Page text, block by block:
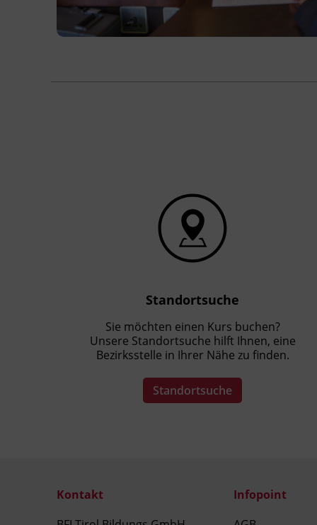
Terminübersicht
Standortsuche
Sie möchten einen Kurs buchen?
Unsere Standortsuche hilft Ihnen, eine
Bezirksstelle in Ihrer Nähe zu finden.
Standortsuche
Kontakt
Infopoint